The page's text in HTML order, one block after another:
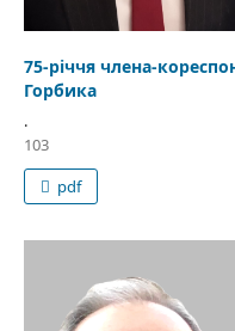
75-річчя члена-
Горбика
.
103
pdf